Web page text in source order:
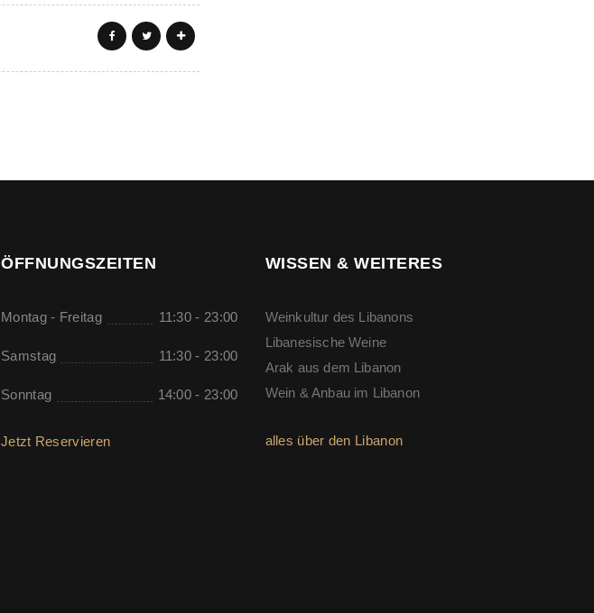
ÖFFNUNGSZEITEN
Montag - Freitag 11:30 - 23:00
Samstag 11:30 - 23:00
Sonntag 14:00 - 23:00
Jetzt Reservieren
WISSEN & WEITERES
Weinkultur des Libanons
Libanesische Weine
Arak aus dem Libanon
Wein & Anbau im Libanon
alles über den Libanon